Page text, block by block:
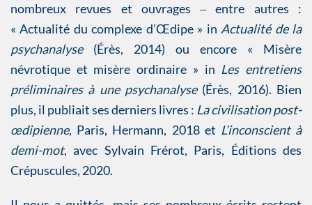
nombreux revues et ouvrages ‒ entre autres :
« Actualité du complexe d’Œdipe » in Actualité de la
psychanalyse(Érès, 2014) ou encore « Misère
névrotique et misère ordinaire » in Les entretiens
préliminaires à une psychanalyse(Érès, 2016). Bien
plus, il publiait ses derniers livres : La civilisation post-
œdipienne, Paris, Hermann, 2018 et L’inconscient à
demi-mot, avec Sylvain Frérot, Paris, Éditions des
Crépuscules, 2020.